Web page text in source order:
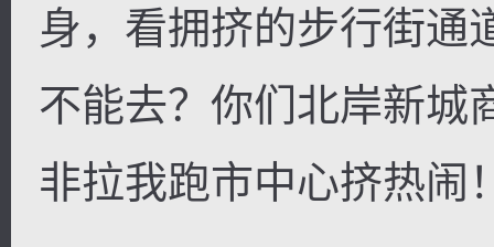
身，看拥挤的步行街通
不能去？你们北岸新城
非拉我跑市中心挤热闹